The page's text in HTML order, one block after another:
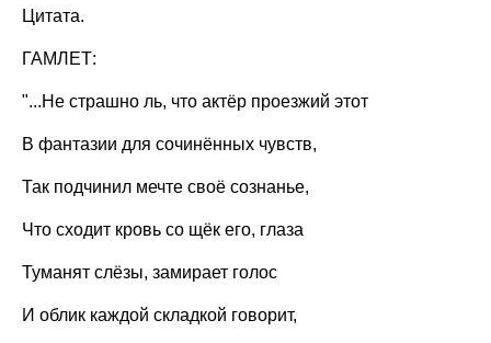
Цитата.
ГАМЛЕТ:
"...Не страшно ль, что актёр проезжий этот
В фантазии для сочинённых чувств,
Так подчинил мечте своё сознанье,
Что сходит кровь со щёк его, глаза
Туманят слёзы, замирает голос
И облик каждой складкой говорит,